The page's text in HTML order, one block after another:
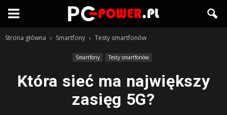
Strona główna Smartfony Testy smartfonów
Smartfony Testy smartfonów
Która sieć ma największy
zasięg 5G?